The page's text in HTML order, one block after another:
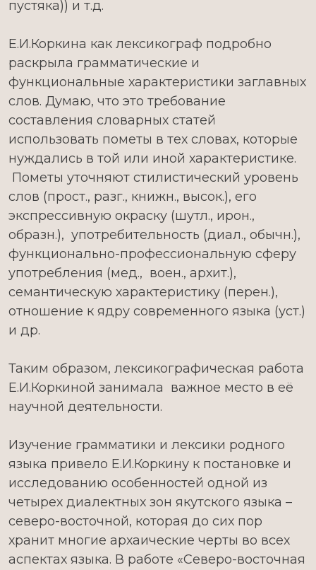
пустяка)) и т.д.
Е.И.Коркина как лексикограф подробно
раскрыла грамматические и
функциональные характеристики заглавных
слов. Думаю, что это требование
составления словарных статей
использовать пометы в тех словах, которые
нуждались в той или иной характеристике.
Пометы уточняют стилистический уровень
слов (прост., разг., книжн., высок.), его
экспрессивную окраску (шутл., ирон.,
образн.), употребительность (диал., обычн.),
функционально-профессиональную сферу
употребления (мед., воен., архит.),
семантическую характеристику (перен.),
отношение к ядру современного языка (уст.)
и др.
Таким образом, лексикографическая работа
Е.И.Коркиной занимала важное место в её
научной деятельности.
Изучение грамматики и лексики родного
языка привело Е.И.Коркину к постановке и
исследованию особенностей одной из
четырех диалектных зон якутского языка –
северо-восточной, которая до сих пор
хранит многие архаические черты во всех
аспектах языка. В работе «Северо-восточная